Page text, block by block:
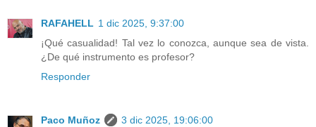
RAFAHELL 1 dic 2025, 9:37:00
¡Qué casualidad! Tal vez lo conozca, aunque sea de vista.
¿De qué instrumento es profesor?
Responder
Paco Muñoz
3 dic 2025, 19:06:00